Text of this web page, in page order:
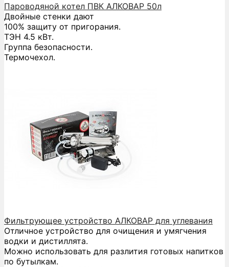
Пароводяной котел ПВК АЛКОВАР 50л
Двойные стенки дают
100% защиту от пригорания.
ТЭН 4.5 кВт.
Группа безопасности.
Термочехол.
Фильтрующее устройство АЛКОВАР для углевания
Отличное устройство для очищения и умягчения
водки и дистиллята.
Можно использовать для разлития готовых напитков
по бутылкам.